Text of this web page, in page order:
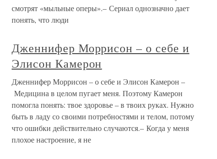
смотрят «мыльные оперы».– Сериал однозначно дает
понять, что люди
Дженнифер Моррисон – о себе и
Элисон Камерон
Дженнифер Моррисон – о себе и Элисон Камерон –
Медицина в целом пугает меня. Поэтому Камерон
помогла понять: твое здоровье – в твоих руках. Нужно
быть в ладу со своими потребностями и телом, потому
что ошибки действительно случаются.– Когда у меня
плохое настроение, я не